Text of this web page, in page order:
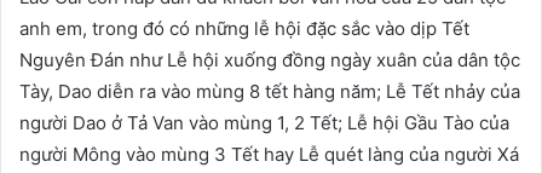
anh em, trong đó có những lễ hội đặc sắc vào dịp Tết
Nguyên Đán như Lễ hội xuống đồng ngày xuân của dân tộc
Tày, Dao diễn ra vào mùng 8 tết hàng năm; Lễ Tết nhảy của
người Dao ở Tả Van vào mùng 1, 2 Tết; Lễ hội Gầu Tào của
người Mông vào mùng 3 Tết hay Lễ quét làng của người Xá